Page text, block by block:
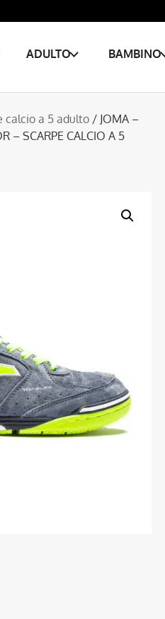
ADULTO BAMBINO
calcio a 5 adulto / JOMA –
– SCARPE CALCIO A 5